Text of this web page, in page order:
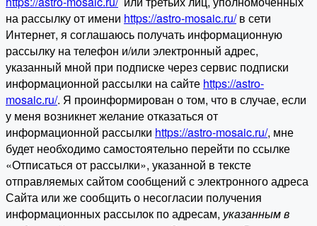
на рассылку от имени https://astro-mosaic.ru/в сети
Интернет, я соглашаюсь получать информационную
рассылку на телефон и/или электронный адрес,
указанный мной при подписке через сервис подписки
информационной рассылки на сайте https://astro-
mosaic.ru/. Я проинформирован о том, что в случае, если
у меня возникнет желание отказаться от
информационной рассылки https://astro-mosaic.ru/, мне
будет необходимо самостоятельно перейти по ссылке
«Отписаться от рассылки», указанной в тексте
отправляемых сайтом сообщений с электронного адреса
Сайта или же сообщить о несогласии получения
информационных рассылок по адресам, указанным в